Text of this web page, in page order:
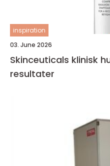
inspiration
03. June 2026
Skinceuticals klinisk hudpleie for synlige
resultater